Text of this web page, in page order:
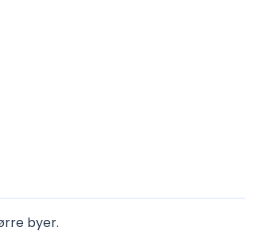
byer.